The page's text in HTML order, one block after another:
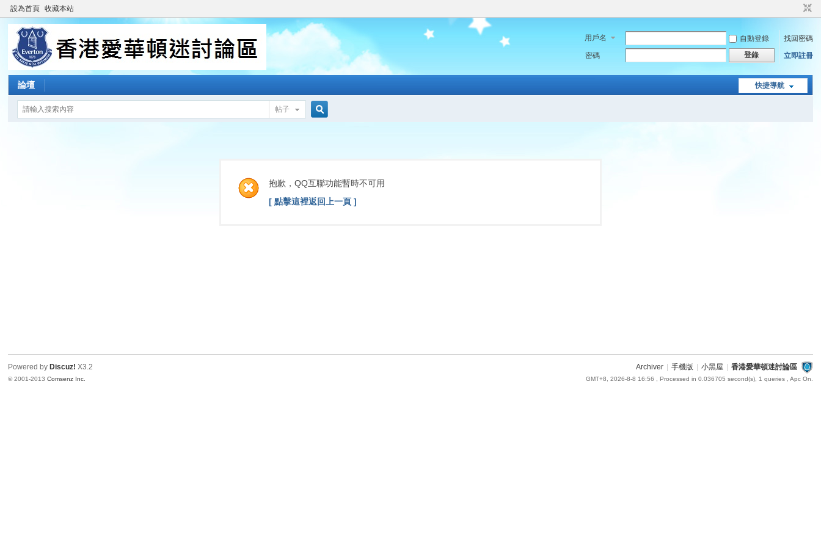
設為首頁 收藏本站
用戶名 自動登錄
找回密碼
密碼
登錄 立即註冊
快捷導航
論壇
帖子
索
抱歉，QQ互聯功能暫時不可用
[ 點擊這裡返回上一頁 ]
Archiver 手機版 小黑屋 香港愛華頓迷討論區
GMT+8, 2026-8-8 16:56 , Processed in 0.036705 second(s), 1 queries , Apc On.
Powered by Discuz! X3.2
© 2001-2013Comsenz Inc.